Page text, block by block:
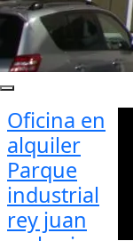
Oficina en
alquiler
Parque
industrial
rey juan